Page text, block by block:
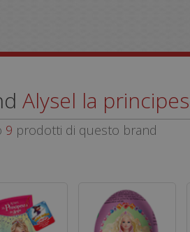
Alysel la
9 prodotti di questo brand